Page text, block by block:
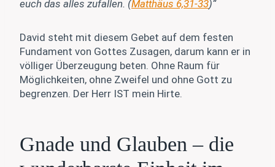
euch das alles zufallen. (Matthäus 6,31-33)“
David steht mit diesem Gebet auf dem festen
Fundament von Gottes Zusagen, darum kann er in
völliger Überzeugung beten. Ohne Raum für
Möglichkeiten, ohne Zweifel und ohne Gott zu
begrenzen. Der Herr IST mein Hirte.
Gnade und Glauben – die